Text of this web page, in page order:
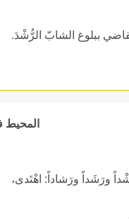
ببلوغ الشابّ الرُّشْدَ.
المحيط
ورَشَداً ورَشاداً: اهْتَدى،